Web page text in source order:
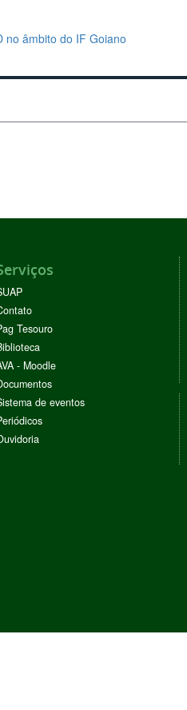
no âmbito do IF Goiano
Tesouro
- Moodle
de eventos